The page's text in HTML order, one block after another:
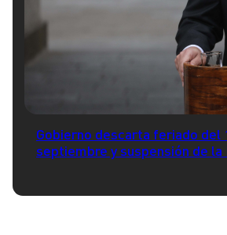
Gobierno descarta feriado del
septiembre y suspensión de la